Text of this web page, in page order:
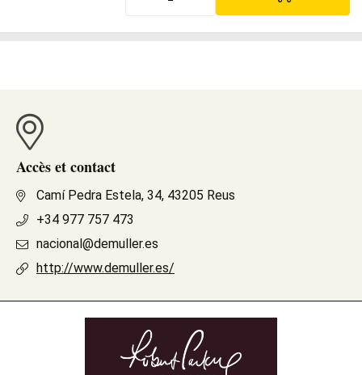
Accès et contact
Camí Pedra Estela, 34, 43205 Reus
+34 977 757 473
nacional@demuller.es
http://www.demuller.es/